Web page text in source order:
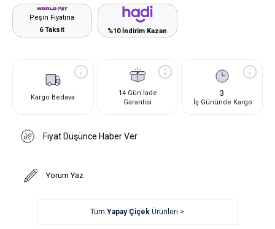
Peşin Fiyatına
6 Taksit
%10 İndirim Kazan
Kargo Bedava
14 Gün İade
Garantisi
3
İş Gününde Kargo
Fiyat Düşünce Haber Ver
Yorum Yaz
TümYapay Çiçek Ürünleri >